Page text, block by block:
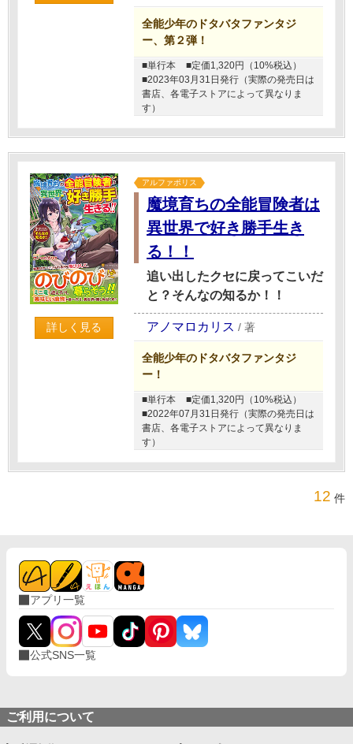
全能少年のドタバタファンタジ
ー、第２弾！
■単行本
■定価1,320円（10%税込）
■2023年03月31日発行（実際の発売日は
書店、各電子ストアによって異なりま
す）
詳しく見る
アルファポリス
魔境育ちの全能冒険者は
異世界で好き勝手生き
る！！
追い出したクセに戻ってこいだ
と？そんなの知るか！！
アノマロカリス / 著
全能少年のドタバタファンタジ
ー！
■単行本
■定価1,320円（10%税込）
■2022年07月31日発行（実際の発売日は
書店、各電子ストアによって異なりま
す）
12 件
アプリ一覧
公式SNS一覧
ご利用について